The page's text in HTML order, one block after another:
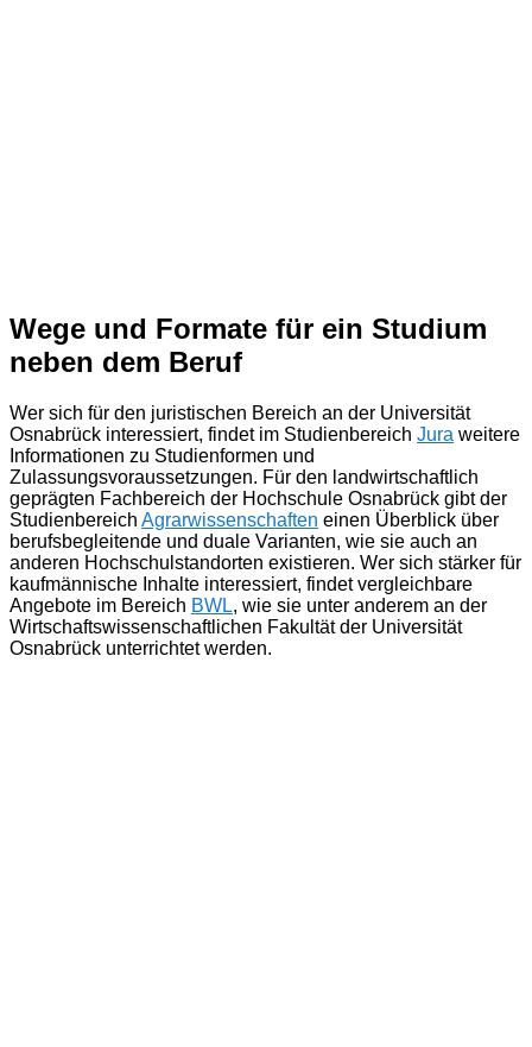
Wege und Formate für ein Studium
neben dem Beruf
Wer sich für den juristischen Bereich an der Universität
Osnabrück interessiert, findet im Studienbereich Jura weitere
Informationen zu Studienformen und
Zulassungsvoraussetzungen. Für den landwirtschaftlich
geprägten Fachbereich der Hochschule Osnabrück gibt der
Studienbereich Agrarwissenschaften einen Überblick über
berufsbegleitende und duale Varianten, wie sie auch an
anderen Hochschulstandorten existieren. Wer sich stärker für
kaufmännische Inhalte interessiert, findet vergleichbare
Angebote im Bereich BWL, wie sie unter anderem an der
Wirtschaftswissenschaftlichen Fakultät der Universität
Osnabrück unterrichtet werden.